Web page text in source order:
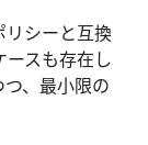
リシーと互換
ースも存在し
、最小限の